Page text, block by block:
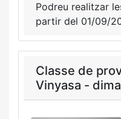
Podreu realitzar
partir del 01/09/
Classe de
Vinyasa -